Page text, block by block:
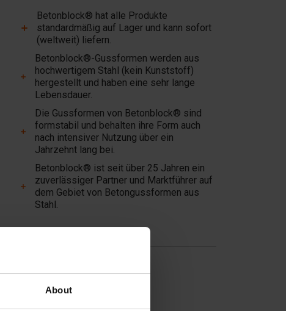
About
Betonblock® hat alle Produkte
standardmäßig auf Lager und kann sofort
(weltweit) liefern.
Betonblock®-Gussformen werden aus
hochwertigem Stahl (kein Kunststoff)
hergestellt und haben eine sehr lange
Lebensdauer.
Die Gussformen von Betonblock® sind
formstabil und behalten ihre Form auch
nach intensiver Nutzung über ein
Jahrzehnt lang bei.
Betonblock® ist seit über 25 Jahren ein
zuverlässiger Partner und Marktführer auf
dem Gebiet von Betongussformen aus
Stahl.